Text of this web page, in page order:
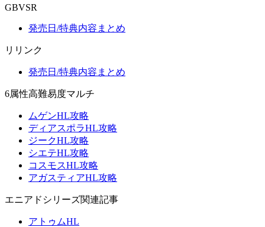
GBVSR
発売日/特典内容まとめ
リリンク
発売日/特典内容まとめ
6属性高難易度マルチ
ムゲンHL攻略
ディアスポラHL攻略
ジークHL攻略
シエテHL攻略
コスモスHL攻略
アガスティアHL攻略
エニアドシリーズ関連記事
アトゥムHL